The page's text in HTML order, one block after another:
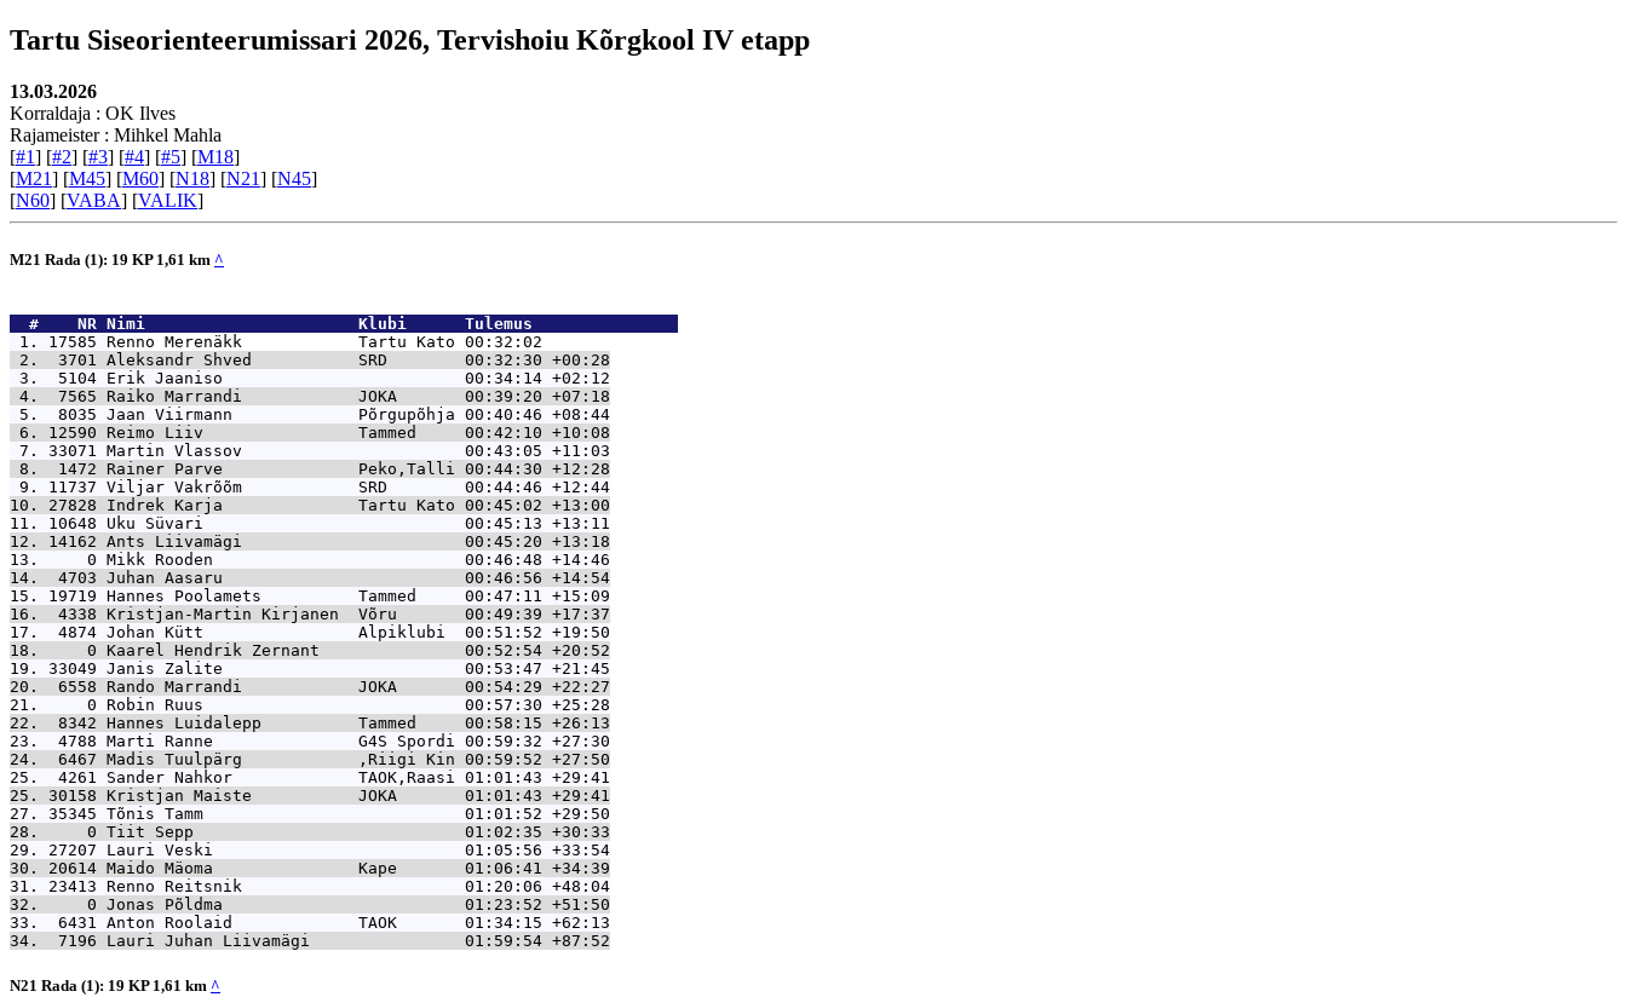
Tartu Siseorienteerumissari 2026, Tervishoiu Kõrgkool IV etapp
13.03.2026
Korraldaja : OK Ilves
Rajameister : Mihkel Mahla
[#1] [#2] [#3] [#4] [#5] [M18]
[M21] [M45] [M60] [N18] [N21] [N45]
[N60] [VABA] [VALIK]
M21 Rada (1): 19 KP 1,61 km ^
  #    NR
Nimi                      Klubi      Tulemus
1. 17585 Renno Merenäkk            Tartu Kato 00:32:02
2.  3701 Aleksandr Shved           SRD        00:32:30 +00:28
3.  5104 Erik Jaaniso                         00:34:14 +02:12
4.  7565 Raiko Marrandi            JOKA       00:39:20 +07:18
5.  8035 Jaan Viirmann             Põrgupõhja 00:40:46 +08:44
6. 12590 Reimo Liiv                Tammed     00:42:10 +10:08
7. 33071 Martin Vlassov                       00:43:05 +11:03
8.  1472 Rainer Parve              Peko,Talli 00:44:30 +12:28
9. 11737 Viljar Vakrõõm            SRD        00:44:46 +12:44
10. 27828 Indrek Karja              Tartu Kato 00:45:02 +13:00
11. 10648 Uku Süvari                           00:45:13 +13:11
12. 14162 Ants Liivamägi                       00:45:20 +13:18
13.     0 Mikk Rooden                          00:46:48 +14:46
14.  4703 Juhan Aasaru                         00:46:56 +14:54
15. 19719 Hannes Poolamets          Tammed     00:47:11 +15:09
16.  4338 Kristjan-Martin Kirjanen  Võru       00:49:39 +17:37
17.  4874 Johan Kütt                Alpiklubi  00:51:52 +19:50
18.     0 Kaarel Hendrik Zernant               00:52:54 +20:52
19. 33049 Janis Zalite                         00:53:47 +21:45
20.  6558 Rando Marrandi            JOKA       00:54:29 +22:27
21.     0 Robin Ruus                           00:57:30 +25:28
22.  8342 Hannes Luidalepp          Tammed     00:58:15 +26:13
23.  4788 Marti Ranne               G4S Spordi 00:59:32 +27:30
24.  6467 Madis Tuulpärg            ,Riigi Kin 00:59:52 +27:50
25.  4261 Sander Nahkor             TAOK,Raasi 01:01:43 +29:41
25. 30158 Kristjan Maiste           JOKA       01:01:43 +29:41
27. 35345 Tõnis Tamm                           01:01:52 +29:50
28.     0 Tiit Sepp                            01:02:35 +30:33
29. 27207 Lauri Veski                          01:05:56 +33:54
30. 20614 Maido Mäoma               Kape       01:06:41 +34:39
31. 23413 Renno Reitsnik                       01:20:06 +48:04
32.     0 Jonas Põldma                         01:23:52 +51:50
33.  6431 Anton Roolaid             TAOK       01:34:15 +62:13
34.  7196 Lauri Juhan Liivamägi                01:59:54 +87:52
N21 Rada (1): 19 KP 1,61 km ^